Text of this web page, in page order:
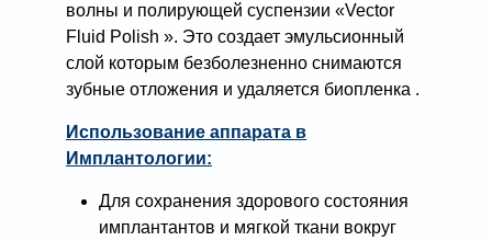
волны и полирующей суспензии «Vector
Fluid Polish ». Это создает эмульсионный
слой которым безболезненно снимаются
зубные отложения и удаляется биопленка .
Использование аппарата в
Имплантологии:
Для сохранения здорового состояния
имплантантов и мягкой ткани вокруг